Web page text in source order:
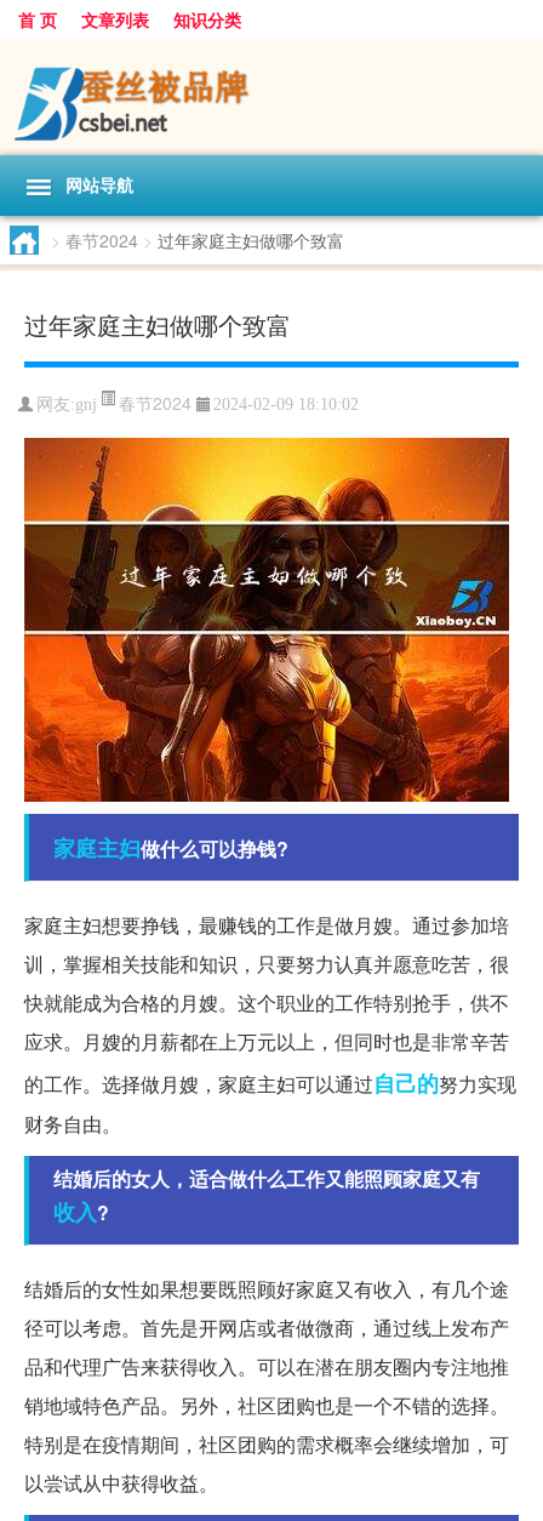
首 页 文章列表 知识分类
网站导航
> 春节2024 > 过年家庭主妇做哪个致富
过年家庭主妇做哪个致富
网友:gnj 春节2024 2024-02-09 18:10:02
家庭主妇做什么可以挣钱?
家庭主妇想要挣钱，最赚钱的工作是做月嫂。通过参加培
训，掌握相关技能和知识，只要努力认真并愿意吃苦，很
快就能成为合格的月嫂。这个职业的工作特别抢手，供不
应求。月嫂的月薪都在上万元以上，但同时也是非常辛苦
的工作。选择做月嫂，家庭主妇可以通过自己的努力实现
财务自由。
结婚后的女人，适合做什么工作又能照顾家庭又有
收入?
结婚后的女性如果想要既照顾好家庭又有收入，有几个途
径可以考虑。首先是开网店或者做微商，通过线上发布产
品和代理广告来获得收入。可以在潜在朋友圈内专注地推
销地域特色产品。另外，社区团购也是一个不错的选择。
特别是在疫情期间，社区团购的需求概率会继续增加，可
以尝试从中获得收益。